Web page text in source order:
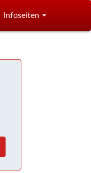
Infoseiten